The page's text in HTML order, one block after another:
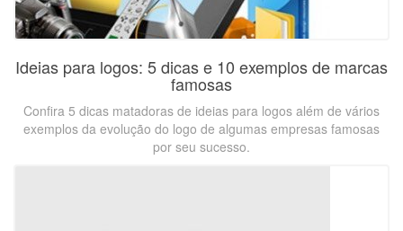
Ideias para logos: 5 dicas e 10 exemplos de marcas
famosas
Confira 5 dicas matadoras de ideias para logos além de vários
exemplos da evolução do logo de algumas empresas famosas
por seu sucesso.